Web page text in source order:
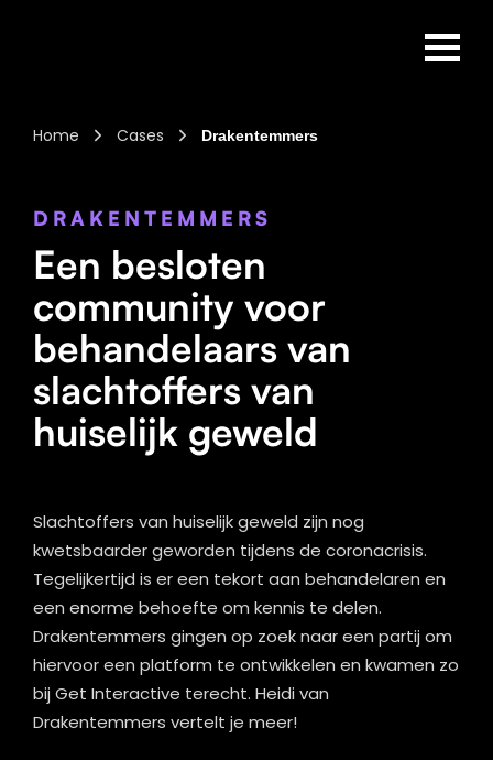
Home Cases Drakentemmers
DRAKENTEMMERS
Een besloten
community voor
behandelaars van
slachtoffers van
huiselijk geweld
Slachtoffers van huiselijk geweld zijn nog
kwetsbaarder geworden tijdens de coronacrisis.
Tegelijkertijd is er een tekort aan behandelaren en
een enorme behoefte om kennis te delen.
Drakentemmers gingen op zoek naar een partij om
hiervoor een platform te ontwikkelen en kwamen zo
bij Get Interactive terecht. Heidi van
Drakentemmers vertelt je meer!